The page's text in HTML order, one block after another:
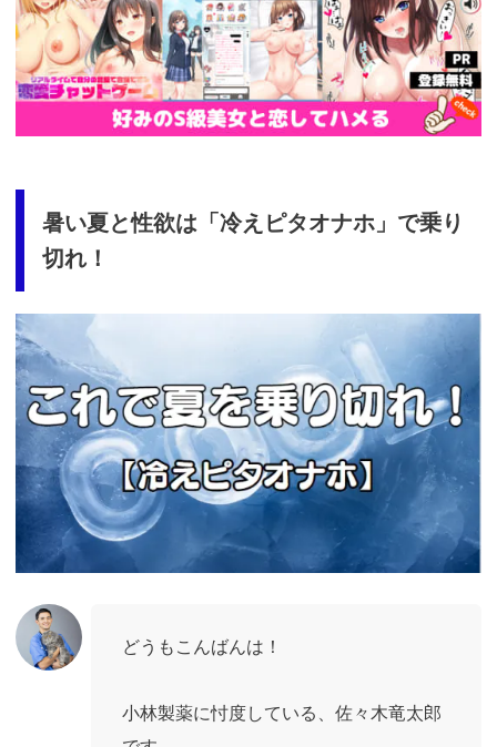
暑い夏と性欲は「冷えピタオナホ」で乗り
切れ！
どうもこんばんは！
小林製薬に忖度している、佐々木竜太郎